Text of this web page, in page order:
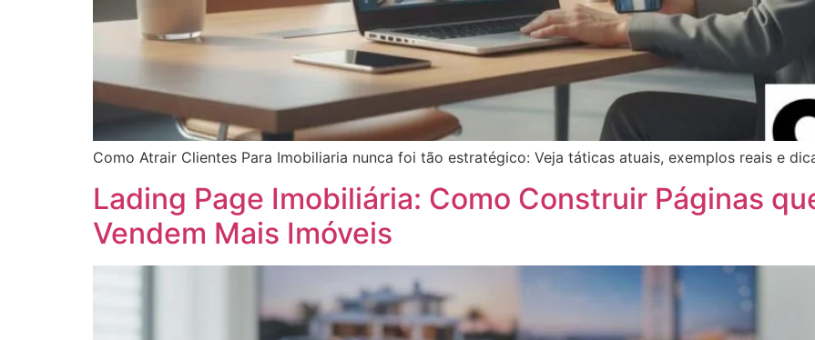
Como Atrair Clientes Para Imobiliaria nunca foi tão estratégico: Veja táticas atuais, exemplos reais e
Lading Page Imobiliária: Como Construir Páginas
Vendem Mais Imóveis